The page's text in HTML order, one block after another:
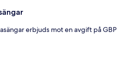
erbjuds mot en avgift på GBP